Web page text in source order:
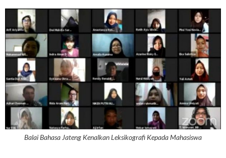
Balai Bahasa Jateng Kenalkan Leksikografi Kepada Mahasiswa